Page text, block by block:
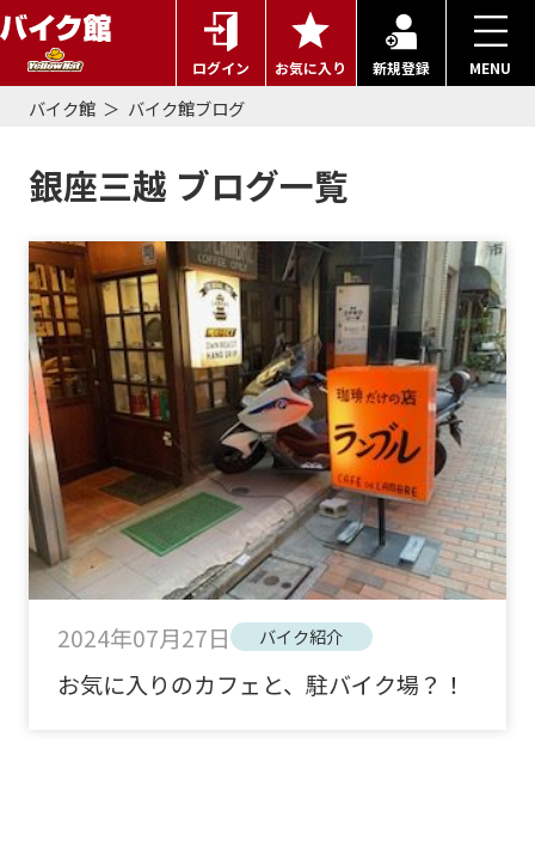
ログイン お気に入り 新規登録 MENU
バイク館 バイク館ブログ
銀座三越 ブログ一覧
2024年07月27日 バイク紹介
お気に入りのカフェと、駐バイク場？！